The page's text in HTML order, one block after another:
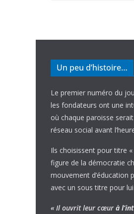
Un peu d’histoire…
Le premier numéro du
les fondateurs ont une
où chaque paroisse
réseau social avant
Ils choisissent pour titre
figure de la démocratie
mouvement d’éducation
avec un sous titre pour
« Il ouvrit leur cœur à